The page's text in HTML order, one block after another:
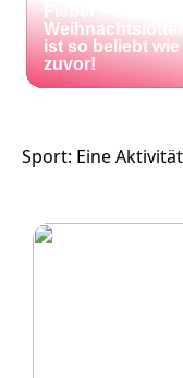
Fieber – die El
ist so beliebt wie
zuvor!
Sport: Eine